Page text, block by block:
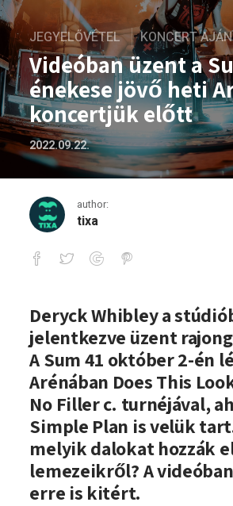
JEGYELŐVÉTEL KONCERT
Videóban üzent a
énekese jövő heti
koncertjük előtt
2022.09.22.
author:
tixa
Videóban üzent a Sum
Deryck Whibley a
jelentkezve üzent
A Sum 41 október 2-én
Arénában Does This
No Filler c. turnéjával,
Simple Plan is velük
melyik dalokat hozzák
lemezeikről? A
erre is kitért.